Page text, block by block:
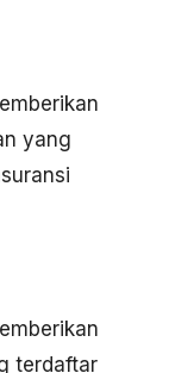
yang
terdaftar